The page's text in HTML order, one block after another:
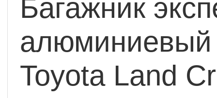
Багажник
Toyota Land